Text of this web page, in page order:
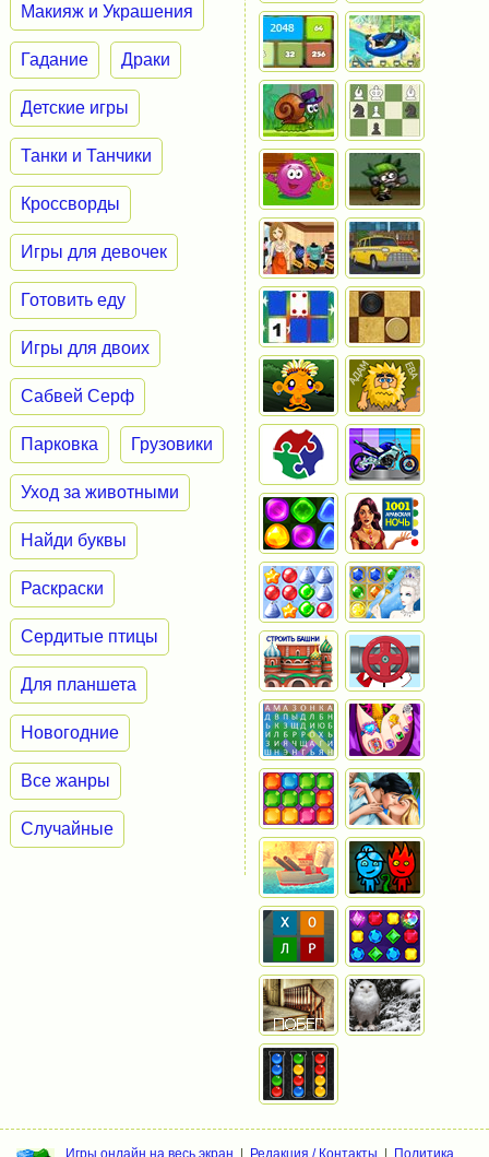
Макияж и Украшения
Гадание Драки
Детские игры
Танки и Танчики
Кроссворды
Игры для девочек
Готовить еду
Игры для двоих
Сабвей Серф
Парковка Грузовики
Уход за животными
Найди буквы
Раскраски
Сердитые птицы
Для планшета
Новогодние
Все жанры
Случайные